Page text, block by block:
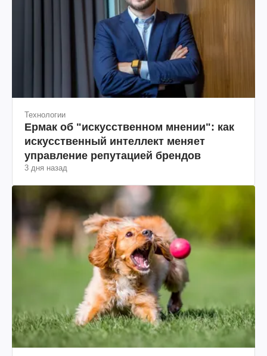
Технологии
Ермак об "искусственном мнении": как
искусственный интеллект меняет
управление репутацией брендов
3 дня назад